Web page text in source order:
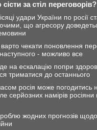
за стіл переговорів?
удари України по росії
що агресору
чекати поновлення
- можливо все
на ескалацію попри
триматися до останнього
росія може погодитись
серйозних намірів росіяни
жодних прогнозів щодо